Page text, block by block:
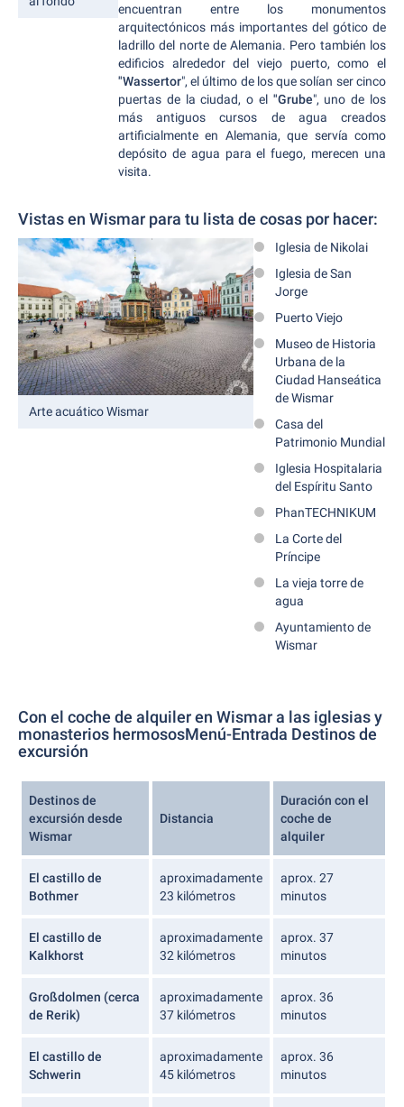
encuentran entre los monumentos
arquitectónicos más importantes del gótico de
ladrillo del norte de Alemania. Pero también los
edificios alrededor del viejo puerto, como el
"Wassertor", el último de los que solían ser cinco
puertas de la ciudad, o el"Grube", uno de los
más antiguos cursos de agua creados
artificialmente en Alemania, que servía como
depósito de agua para el fuego, merecen una
visita.
Vistas en Wismar para tu lista de cosas por hacer:
Arte acuático Wismar
Iglesia de Nikolai
Iglesia de San
Jorge
Puerto Viejo
Museo de Historia
Urbana de la
Ciudad Hanseática
de Wismar
Casa del
Patrimonio Mundial
Iglesia Hospitalaria
del Espíritu Santo
PhanTECHNIKUM
La Corte del
Príncipe
La vieja torre de
agua
Ayuntamiento de
Wismar
Con el coche de alquiler en Wismar a las iglesias y
monasterios hermososMenú-Entrada Destinos de
excursión
Destinos de
excursión desde
Wismar
Distancia
Duración con el
coche de
alquiler
El castillo de
Bothmer
aproximadamente
23 kilómetros
aprox. 27
minutos
El castillo de
Kalkhorst
aproximadamente
32 kilómetros
aprox. 37
minutos
Großdolmen (cerca
de Rerik)
aproximadamente
37 kilómetros
aprox. 36
minutos
El castillo de
Schwerin
aproximadamente
45 kilómetros
aprox. 36
minutos